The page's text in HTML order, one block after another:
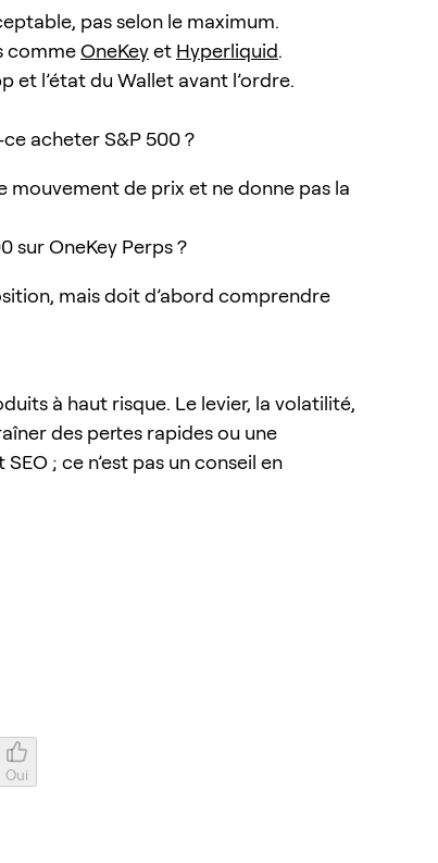
pas selon le maximum.
commeOneKeyet Hyperliquid.
et l’état du Wallet avant l’ordre.
acheter S&P 500 ?
mouvement de prix et ne donne pas la
sur OneKey Perps ?
mais doit d’abord comprendre
à haut risque. Le levier, la volatilité,
des pertes rapides ou une
; ce n’est pas un conseil en
Oui